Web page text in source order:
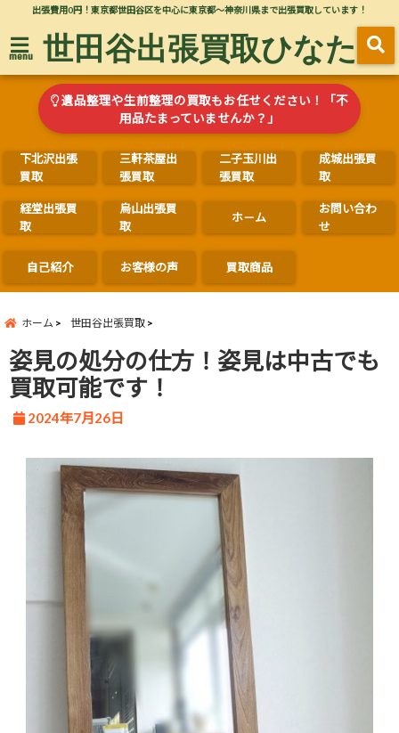
出張費用0円！東京都世田谷区を中心に東京都～神奈川県まで出張買取しています！
menu 世田谷出張買取ひなた
遺品整理や生前整理の買取もお任せください！「不
用品たまっていませんか？」
下北沢出張
買取
三軒茶屋出
張買取
二子玉川出
張買取
成城出張買
取
経堂出張買
取
烏山出張買
取
ホ－ム
お問い合わ
せ
自己紹介 お客様の声 買取商品
ホーム 世田谷出張買取
姿見の処分の仕方！姿見は中古でも
買取可能です！
2024年7月26日